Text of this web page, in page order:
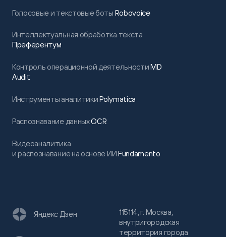
Голосовые и текстовые боты Robovoice
Интеллектуальная обработка текста
Преферентум
Контроль операционной деятельностиMD
Audit
Инструменты аналитикиPolymatica
Распознавание данныхOCR
Видеоаналитика
и распознавание на основе ИИFundamento
115114, г. Москва,
внутригородская
территория города
Яндекс Дзен